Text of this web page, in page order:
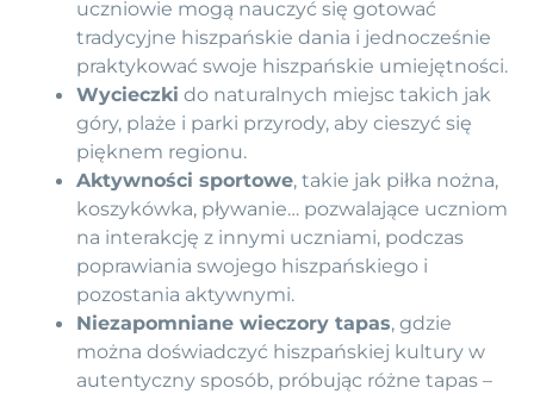
uczniowie mogą nauczyć się gotować
tradycyjne hiszpańskie dania i jednocześnie
praktykować swoje hiszpańskie umiejętności.
Wycieczki do naturalnych miejsc takich jak
góry, plaże i parki przyrody, aby cieszyć się
pięknem regionu.
Aktywności sportowe, takie jak piłka nożna,
koszykówka, pływanie… pozwalające uczniom
na interakcję z innymi uczniami, podczas
poprawiania swojego hiszpańskiego i
pozostania aktywnymi.
Niezapomniane wieczory tapas, gdzie
można doświadczyć hiszpańskiej kultury w
autentyczny sposób, próbując różne tapas –